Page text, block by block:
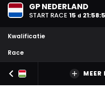
GP NEDERLAND
START RACE 15 d 21:58:
Kwalificatie
Race
MEER